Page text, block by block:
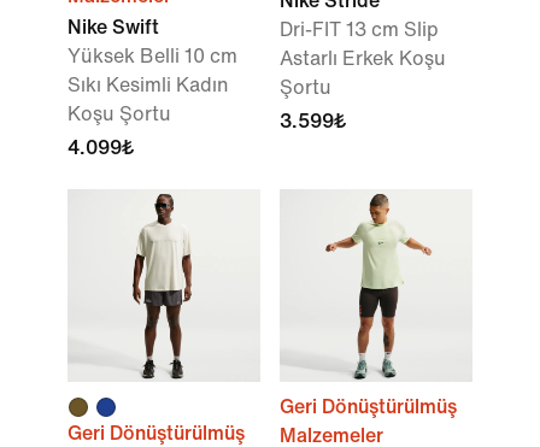
Nike Swift
Yüksek Belli 10 cm
Sıkı Kesimli Kadın
Koşu Şortu
4.099₺
Dri-FIT 13 cm Slip
Astarlı Erkek Koşu
Şortu
3.599₺
Geri Dönüştürülmüş
Geri Dönüştürülmüş
Malzemeler